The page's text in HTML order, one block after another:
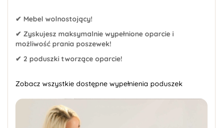
✔ Mebel wolnostojący!
✔ Zyskujesz maksymalnie wypełnione oparcie i
możliwość prania poszewek!
✔ 2 poduszki tworzące oparcie!
Zobacz wszystkie dostępne wypełnienia poduszek